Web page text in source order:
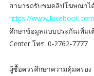
สามารถรับชมคลิปโฆษณาไ
https://
ศึกษาข้อมูลแบบประกันเพิ่มเ
Center โทร. 0-2762-7777
ผู้ซื้อควรศึกษาความคุ้มครอ